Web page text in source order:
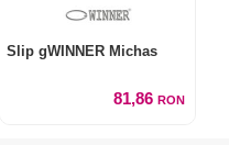
Slip gWINNER Michas
81,86 RON